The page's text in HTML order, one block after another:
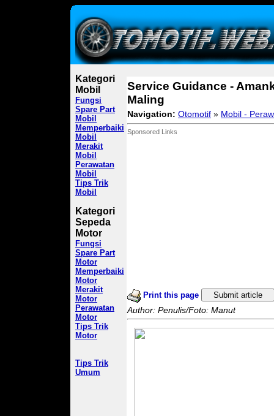
Kategori
Mobil
Fungsi
Spare Part
Mobil
Memperbaiki
Mobil
Merakit
Mobil
Perawatan
Mobil
Tips Trik
Mobil
Kategori
Sepeda
Motor
Fungsi
Spare Part
Motor
Memperbaiki
Motor
Merakit
Motor
Perawatan
Motor
Tips Trik
Motor
Tips Trik
Umum
Service Guidance -
Maling
Navigation: Otomotif » Mobil -
Sponsored Links
Print this page
Submit article
Author: Penulis/Foto: Manut